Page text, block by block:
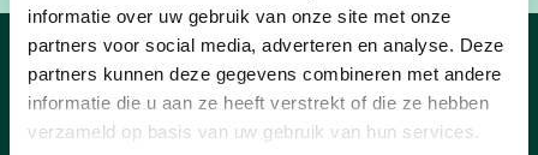
informatie over uw gebruik van onze site met onze
partners voor social media, adverteren en analyse. Deze
partners kunnen deze gegevens combineren met andere
informatie die u aan ze heeft verstrekt of die ze hebben
verzameld op basis van uw gebruik van hun services.
Nieuws uit Hertals